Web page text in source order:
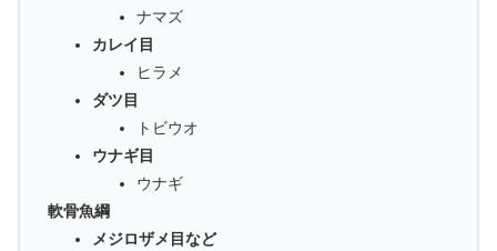
ナマズ
カレイ目
ヒラメ
ダツ目
トビウオ
ウナギ目
ウナギ
軟骨魚綱
メジロザメ目など